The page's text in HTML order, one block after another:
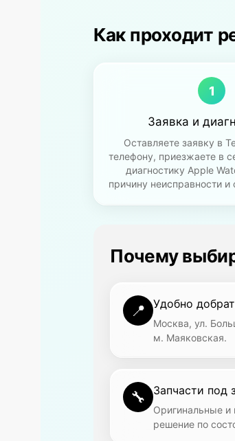
Как проходит
1
Заявка и
Оставляете заявку в
телефону, приезжаете в
диагностику Apple
причину неисправности и
Почему
📍 Удобно
Москва, ул.
м. Маяковская.
🔧 Запчасти под
Оригинальные и
решение по